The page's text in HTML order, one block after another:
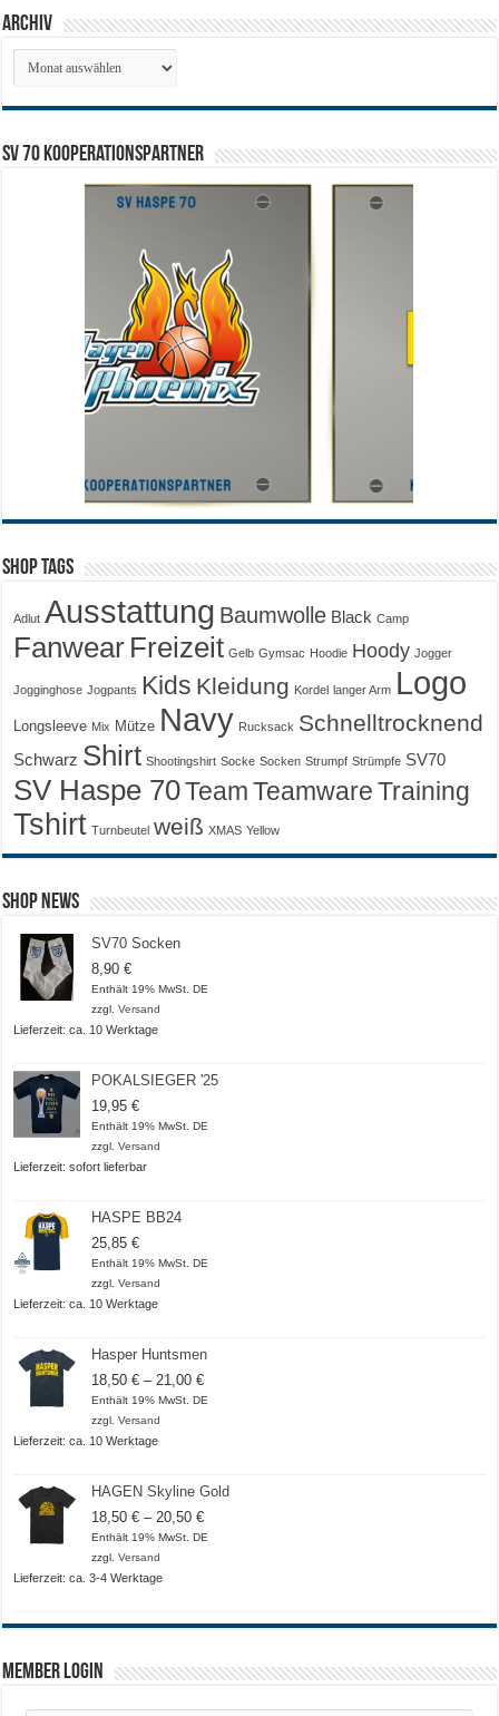
Archiv
Archiv
SV 70 Kooperationspartner
Shop Tags
Adlut Ausstattung Baumwolle Black Camp
Fanwear Freizeit Gelb Gymsac Hoodie Hoody Jogger
Jogginghose Jogpants Kids Kleidung Kordel langer Arm Logo
Longsleeve Mix Mütze Navy Rucksack Schnelltrocknend
Schwarz Shirt Shootingshirt Socke Socken Strumpf Strümpfe SV70
SV Haspe 70Team Teamware Training
Tshirt Turnbeutel weiß XMAS Yellow
Shop News
SV70 Socken
8,90€
Enthält 19% MwSt. DE
zzgl.Versand
Lieferzeit: ca. 10 Werktage
POKALSIEGER '25
19,95€
Enthält 19% MwSt. DE
zzgl.Versand
Lieferzeit: sofort lieferbar
HASPE BB24
25,85€
Enthält 19% MwSt. DE
zzgl.Versand
Lieferzeit: ca. 10 Werktage
Hasper Huntsmen
18,50€ –21,00€Preisspanne:
18,50 €
Enthält 19% MwSt. DE
zzgl.Versand
Lieferzeit: ca. 10 Werktage
HAGEN Skyline Gold
18,50€ –20,50€Preisspanne:
18,50 €
Enthält 19% MwSt. DE
zzgl.Versand
Lieferzeit: ca. 3-4 Werktage
Member Login